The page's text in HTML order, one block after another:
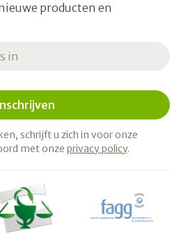
producten en
schrijft u zich in voor onze
met onze privacy policy.